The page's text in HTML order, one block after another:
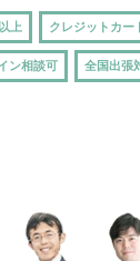
上 クレジットカー
ン相談可 全国出張